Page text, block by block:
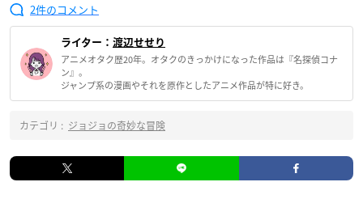
2
ライター： 渡辺せせり
アニメオタク歴20年。オタクのきっかけになった作品は『名探偵コナ
ン』。
ジャンプ系の漫画やそれを原作としたアニメ作品が特に好き。
カテゴリ : ジョジョの奇妙な冒険